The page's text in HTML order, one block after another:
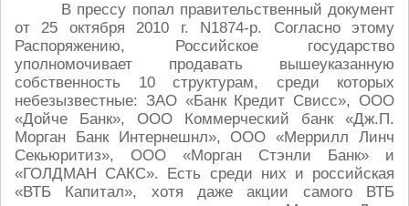
В прессу попал правительственный документ
от 25 октября 2010 г. N1874-р. Согласно этому
Распоряжению, Российское государство
уполномочивает продавать вышеуказанную
собственность 10 структурам, среди которых
небезызвестные: ЗАО «Банк Кредит Свисс», ООО
«Дойче Банк», ООО Коммерческий банк «Дж.П.
Морган Банк Интернешнл», ООО «Меррилл Линч
Секьюритиз», ООО «Морган Стэнли Банк» и
«ГОЛДМАН САКС». Есть среди них и российская
«ВТБ Капитал», хотя даже акции самого ВТБ